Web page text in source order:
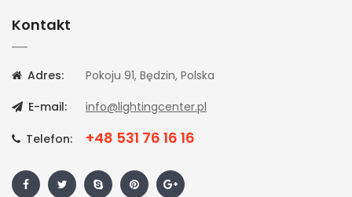
Kontakt
Adres:
Pokoju 91, Będzin, Polska
E-mail:
info@lightingcenter.pl
Telefon: +48 531 76 16 16